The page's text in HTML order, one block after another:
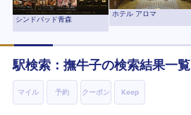
シンドバッド青森
ホテル アロマ
駅検索： 撫牛子の検索結果一覧
マイル 予約 クーポン Keep